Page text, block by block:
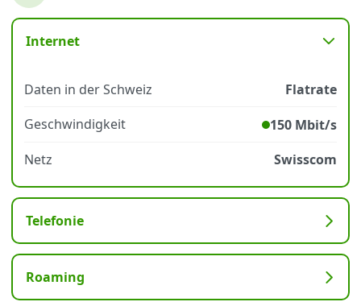
Internet
Daten in der Schweiz
Flatrate
Geschwindigkeit
150 Mbit/s
Netz
Swisscom
Telefonie
Roaming